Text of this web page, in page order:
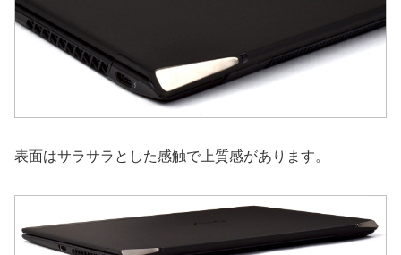
表面はサラサラとした感触で上質感があります。